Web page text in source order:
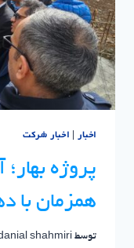
اخبار اخبار شرکت
پروژه
همزمان با
توسط shahmiri